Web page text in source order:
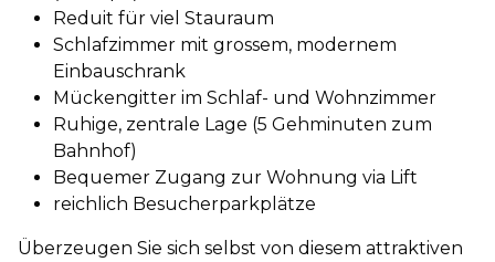
Reduit für viel Stauraum
Schlafzimmer mit grossem, modernem
Einbauschrank
Mückengitter im Schlaf- und Wohnzimmer
Ruhige, zentrale Lage (5 Gehminuten zum
Bahnhof)
Bequemer Zugang zur Wohnung via Lift
reichlich Besucherparkplätze
Überzeugen Sie sich selbst von diesem attraktiven